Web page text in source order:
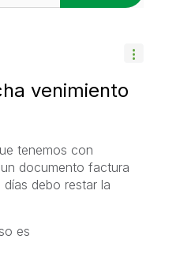
venimiento
tenemos con
documento factura
debo restar la
es